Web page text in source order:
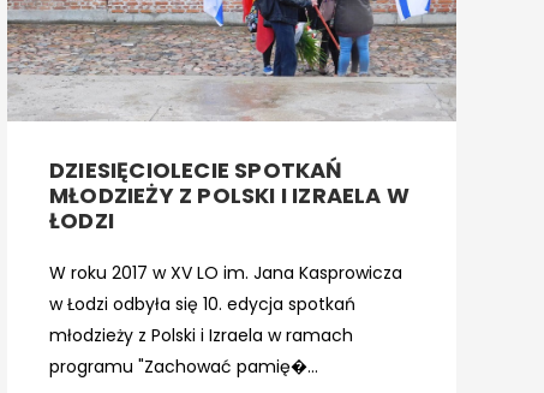
DZIESIĘCIOLECIE SPOTKAŃ
MŁODZIEŻY Z POLSKI I IZRAELA W
ŁODZI
W roku 2017 w XV LO im. Jana Kasprowicza
w Łodzi odbyła się 10. edycja spotkań
młodzieży z Polski i Izraela w ramach
programu "Zachować pamię�...